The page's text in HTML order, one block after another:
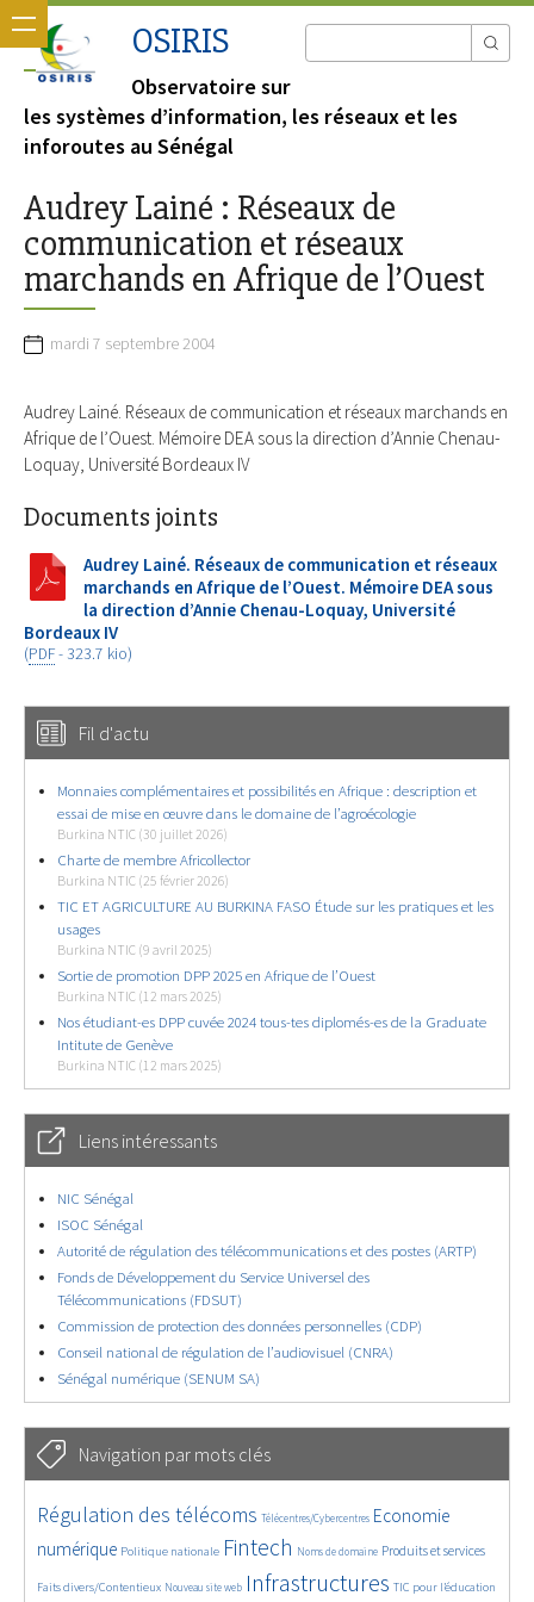
OSIRIS
Observatoire sur
les systèmes d’information, les réseaux et les
inforoutes au Sénégal
Audrey Lainé : Réseaux de
communication et réseaux
marchands en Afrique de l’Ouest
mardi 7 septembre 2004
Audrey Lainé. Réseaux de communication et réseaux marchands en
Afrique de l’Ouest. Mémoire DEA sous la direction d’Annie Chenau-
Loquay, Université Bordeaux IV
Documents joints
Audrey Lainé. Réseaux de communication et réseaux
marchands en Afrique de l’Ouest. Mémoire DEA sous
la direction d’Annie Chenau-Loquay, Université
Bordeaux IV
(PDF-323.7 kio)
Fil d'actu
Monnaies complémentaires et possibilités en Afrique : description et
essai de mise en œuvre dans le domaine de l’agroécologie
Burkina NTIC (30 juillet 2026)
Charte de membre Africollector
Burkina NTIC (25 février 2026)
TIC ET AGRICULTURE AU BURKINA FASO Étude sur les pratiques et les
usages
Burkina NTIC (9 avril 2025)
Sortie de promotion DPP 2025 en Afrique de l’Ouest
Burkina NTIC (12 mars 2025)
Nos étudiant-es DPP cuvée 2024 tous-tes diplomés-es de la Graduate
Intitute de Genève
Burkina NTIC (12 mars 2025)
Liens intéressants
NIC Sénégal
ISOC Sénégal
Autorité de régulation des télécommunications et des postes (ARTP)
Fonds de Développement du Service Universel des
Télécommunications (FDSUT)
Commission de protection des données personnelles (CDP)
Conseil national de régulation de l’audiovisuel (CNRA)
Sénégal numérique (SENUM SA)
Navigation par mots clés
4842/5799
Régulation des télécoms
357/5799 Télécentres/Cybercentres
3836/5799
Economie
numérique
1912/5799 Politique nationale
5394/5799 Fintech
684/5799 Noms de domaine
2468/5799 Produits et services
1607/5799
Faits divers/Contentieux Nouveau site web Infrastructures TIC pour l’éducation